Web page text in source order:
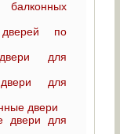
по
для
для
двери
двери для